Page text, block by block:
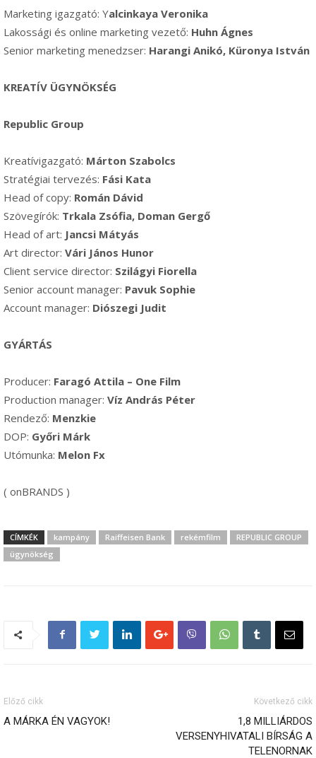
Marketing igazgató: Yalcinkaya Veronika
Lakossági és online marketing vezető: Huhn Ágnes
Senior marketing menedzser: Harangi Anikó, Küronya István
KREATÍV ÜGYNÖKSÉG
Republic Group
Kreatívigazgató: Márton Szabolcs
Stratégiai tervezés: Fási Kata
Head of copy: Román Dávid
Szövegírók: Trkala Zsófia, Doman Gergő
Head of art: Jancsi Mátyás
Art director: Vári János Hunor
Client service director: Szilágyi Fiorella
Senior account manager: Pavuk Sophie
Account manager: Diószegi Judit
GYÁRTÁS
Producer: Faragó Attila – One Film
Production manager: Víz András Péter
Rendező: Menzkie
DOP: Győri Márk
Utómunka: Melon Fx
( onBRANDS )
CÍMKÉK kampány Raiffeisen Bank rekémfilm
REPUBLIC GROUP
ügynökség
Előző cikk
A MÁRKA ÉN VAGYOK!
Következő cikk
1,8 MILLIÁRDOS
VERSENYHIVATALI BÍRSÁG A
TELENORNAK